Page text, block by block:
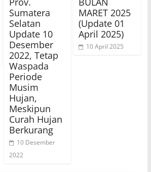
Sumatera
Selatan
Update 10
Desember
2022, Tetap
Waspada
Periode
Musim
Hujan,
Meskipun
Curah Hujan
Berkurang
10 Desember
2022
MARET 2025
(Update 01
April 2025)
10 April 2025